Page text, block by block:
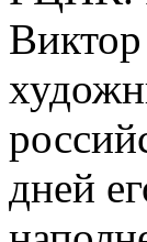
дней